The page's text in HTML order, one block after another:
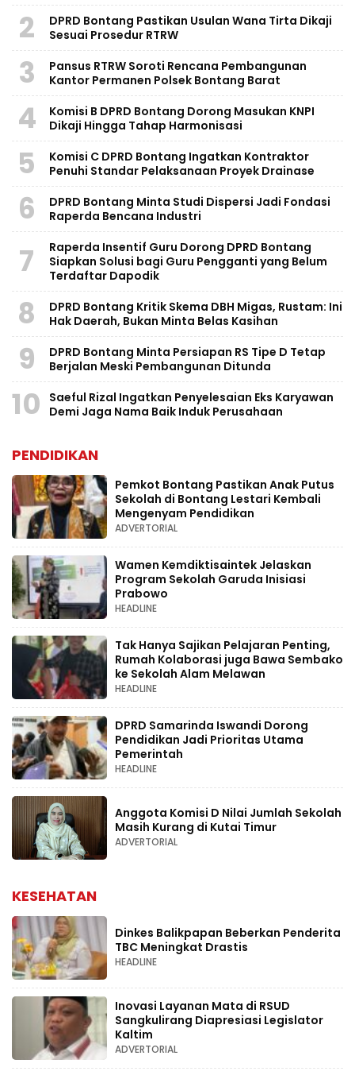
2
DPRD Bontang Pastikan Usulan Wana Tirta Dikaji
Sesuai Prosedur RTRW
3
Pansus RTRW Soroti Rencana Pembangunan
Kantor Permanen Polsek Bontang Barat
4
Komisi B DPRD Bontang Dorong Masukan KNPI
Dikaji Hingga Tahap Harmonisasi
5
Komisi C DPRD Bontang Ingatkan Kontraktor
Penuhi Standar Pelaksanaan Proyek Drainase
6
DPRD Bontang Minta Studi Dispersi Jadi Fondasi
Raperda Bencana Industri
7
Raperda Insentif Guru Dorong DPRD Bontang
Siapkan Solusi bagi Guru Pengganti yang Belum
Terdaftar Dapodik
8
DPRD Bontang Kritik Skema DBH Migas, Rustam: Ini
Hak Daerah, Bukan Minta Belas Kasihan
9
DPRD Bontang Minta Persiapan RS Tipe D Tetap
Berjalan Meski Pembangunan Ditunda
10
Saeful Rizal Ingatkan Penyelesaian Eks Karyawan
Demi Jaga Nama Baik Induk Perusahaan
PENDIDIKAN
Pemkot Bontang Pastikan Anak Putus
Sekolah di Bontang Lestari Kembali
Mengenyam Pendidikan
ADVERTORIAL
Wamen Kemdiktisaintek Jelaskan
Program Sekolah Garuda Inisiasi
Prabowo
HEADLINE
Tak Hanya Sajikan Pelajaran Penting,
Rumah Kolaborasi juga Bawa Sembako
ke Sekolah Alam Melawan
HEADLINE
DPRD Samarinda Iswandi Dorong
Pendidikan Jadi Prioritas Utama
Pemerintah
HEADLINE
Anggota Komisi D Nilai Jumlah Sekolah
Masih Kurang di Kutai Timur
ADVERTORIAL
KESEHATAN
Dinkes Balikpapan Beberkan Penderita
TBC Meningkat Drastis
HEADLINE
Inovasi Layanan Mata di RSUD
Sangkulirang Diapresiasi Legislator
Kaltim
ADVERTORIAL